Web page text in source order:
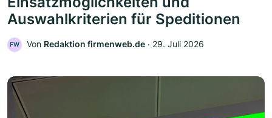
Auswahlkriterien für Speditionen
FW Von Redaktion firmenweb.de ‧ 29. Juli 2026